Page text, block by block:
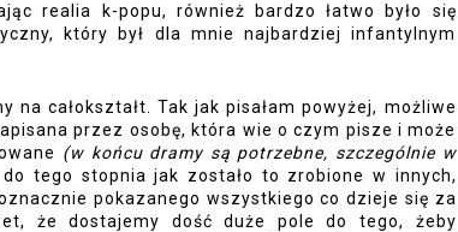
realia k-popu, również bardzo łatwo było się
który był dla mnie najbardziej infantylnym
na całokształt. Tak jak pisałam powyżej, możliwe
przez osobę, która wie o czym pisze i może
(w końcu dramy są potrzebne, szczególnie w
tego stopnia jak zostało to zrobione w innych,
pokazanego wszystkiego co dzieje się za
że dostajemy dość duże pole do tego, żeby